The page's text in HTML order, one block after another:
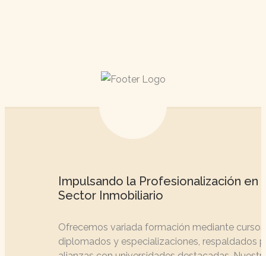
Impulsando la Profesionalización en
Sector Inmobiliario
Ofrecemos variada formación mediante
diplomados y especializaciones, respaldados